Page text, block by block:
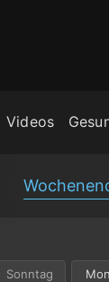
Videos
Sonntag